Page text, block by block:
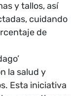
y tallos, así
cuidando
de
la salud y
Esta iniciativa